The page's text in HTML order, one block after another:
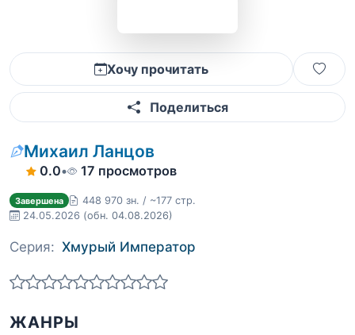
Хочу прочитать
Поделиться
Михаил Ланцов
0.0• 17 просмотров
Завершена
448 970 зн. / ~177 стр.
24.05.2026 (обн. 04.08.2026)
Серия: Хмурый Император
ЖАНРЫ